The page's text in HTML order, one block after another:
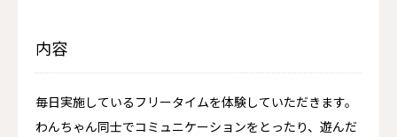
内容
毎日実施しているフリータイムを体験していただきます。
わんちゃん同士でコミュニケーションをとったり、遊んだ